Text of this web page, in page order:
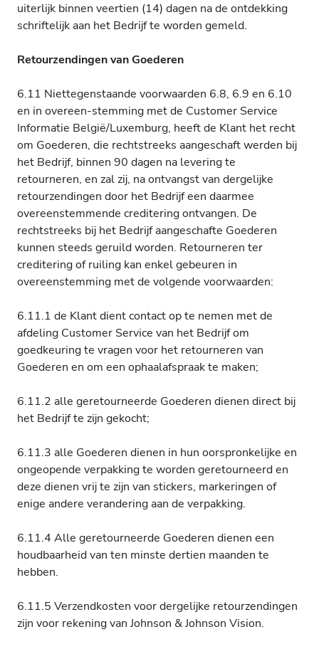
uiterlijk binnen veertien (14) dagen na de ontdekking
schriftelijk aan het Bedrijf te worden gemeld.
Retourzendingen van Goederen
6.11 Niettegenstaande voorwaarden 6.8, 6.9 en 6.10
en in overeen-stemming met de Customer Service
Informatie België/Luxemburg, heeft de Klant het recht
om Goederen, die rechtstreeks aangeschaft werden bij
het Bedrijf, binnen 90 dagen na levering te
retourneren, en zal zij, na ontvangst van dergelijke
retourzendingen door het Bedrijf een daarmee
overeenstemmende creditering ontvangen. De
rechtstreeks bij het Bedrijf aangeschafte Goederen
kunnen steeds geruild worden. Retourneren ter
creditering of ruiling kan enkel gebeuren in
overeenstemming met de volgende voorwaarden:
6.11.1 de Klant dient contact op te nemen met de
afdeling Customer Service van het Bedrijf om
goedkeuring te vragen voor het retourneren van
Goederen en om een ophaalafspraak te maken;
6.11.2 alle geretourneerde Goederen dienen direct bij
het Bedrijf te zijn gekocht;
6.11.3 alle Goederen dienen in hun oorspronkelijke en
ongeopende verpakking te worden geretourneerd en
deze dienen vrij te zijn van stickers, markeringen of
enige andere verandering aan de verpakking.
6.11.4 Alle geretourneerde Goederen dienen een
houdbaarheid van ten minste dertien maanden te
hebben.
6.11.5 Verzendkosten voor dergelijke retourzendingen
zijn voor rekening van Johnson & Johnson Vision.